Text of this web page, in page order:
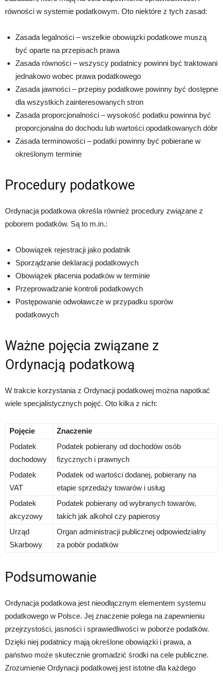
równości w systemie podatkowym. Oto niektóre z tych zasad:
Zasada legalności – wszelkie obowiązki podatkowe muszą
być oparte na przepisach prawa
Zasada równości – wszyscy podatnicy powinni być traktowani
jednakowo wobec prawa podatkowego
Zasada jawności – przepisy podatkowe powinny być dostępne
dla wszystkich zainteresowanych stron
Zasada proporcjonalności – wysokość podatku powinna być
proporcjonalna do dochodu lub wartości opodatkowanych dóbr
Zasada terminowości – podatki powinny być pobierane w
określonym terminie
Procedury podatkowe
Ordynacja podatkowa określa również procedury związane z
poborem podatków. Są to m.in.:
Obowiązek rejestracji jako podatnik
Sporządzanie deklaracji podatkowych
Obowiązek płacenia podatków w terminie
Przeprowadzanie kontroli podatkowych
Postępowanie odwoławcze w przypadku sporów
podatkowych
Ważne pojęcia związane z
Ordynacją podatkową
W trakcie korzystania z Ordynacji podatkowej można napotkać
wiele specjalistycznych pojęć. Oto kilka z nich:
Pojęcie
Znaczenie
Podatek
dochodowy
Podatek pobierany od dochodów osób
fizycznych i prawnych
Podatek
VAT
Podatek od wartości dodanej, pobierany na
etapie sprzedaży towarów i usług
Podatek
akcyzowy
Podatek pobierany od wybranych towarów,
takich jak alkohol czy papierosy
Urząd
Skarbowy
Organ administracji publicznej odpowiedzialny
za pobór podatków
Podsumowanie
Ordynacja podatkowa jest nieodłącznym elementem systemu
podatkowego w Polsce. Jej znaczenie polega na zapewnieniu
przejrzystości, jasności i sprawiedliwości w poborze podatków.
Dzięki niej podatnicy mają określone obowiązki i prawa, a
państwo może skutecznie gromadzić środki na cele publiczne.
Zrozumienie Ordynacji podatkowej jest istotne dla każdego